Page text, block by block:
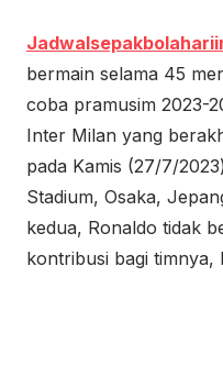
bermain selama 45
coba pramusim 2023-
Inter Milan yang
pada Kamis (27/7/
Stadium, Osaka,
kedua, Ronaldo tidak
kontribusi bagi timnya,